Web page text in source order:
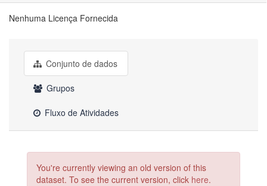
Nenhuma Licença Fornecida
Conjunto de dados
Grupos
Fluxo de Atividades
You're currently viewing an old version of this
dataset. To see the current version, click here.